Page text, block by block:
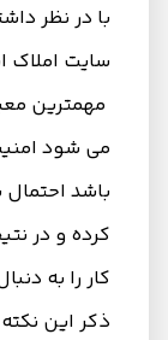
با در نظر
سایت املاک
مهمترین
می شود
باشد
کرده و در
کار را به
ذکر این